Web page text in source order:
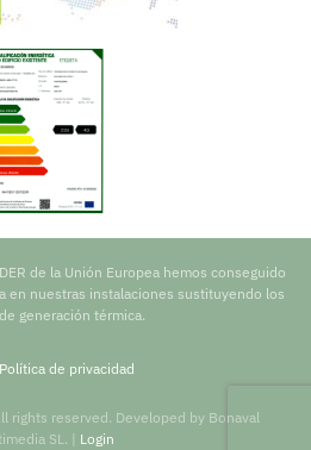
de la Unión Europea hemos conseguido
en nuestras instalaciones sustituyendo los
generación térmica.
Política de privacidad
rights reserved. Developed by Bonaval
SL. | Login